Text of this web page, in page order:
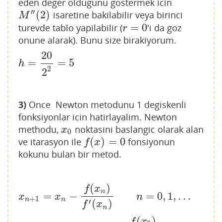
eden deger oldugunu gostermek icin
M ′′ (2)
M″(2)
isaretine bakilabilir veya birinci
turevde tablo yapilabilir (r = 0
r= 0
'i da goz
onune alarak). Bunu size birakiyorum.
h =
20
22 = 5
h=20 22= 5
3) Once Newton metodunu 1 degiskenli
fonksiyonlar icin hatirlayalim. Newton
methodu, x0
x0 noktasini baslangic olarak alan
ve itarasyon ile f(x) = 0
f(x)=0
fonsiyonun
kokunu bulan bir metod.
xn+1 = xn −
f(xn )
f′ (xn )
n = 0, 1, …
xn+1 xn −f(x n)f (xn)n=0,